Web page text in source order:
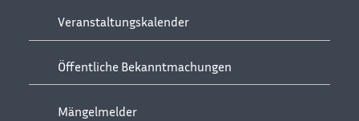
Veranstaltungskalender
Öffentliche Bekanntmachungen
Mängelmelder